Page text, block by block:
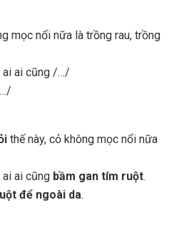
mọc nổi nữa là trồng rau, trồng
ai ai cũng /…/
thế này, cỏ không mọc nổi nữa
ai ai cũng bầm gan tím ruột.
để ngoài da.